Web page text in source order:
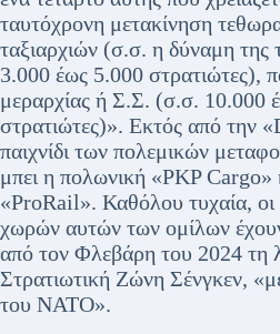
ταυτόχρονη μετακίνηση
ταξιαρχιών (σ.σ. η δύναμη της
3.000 έως 5.000 στρατιώτες),
μεραρχίας ή Σ.Σ. (σ.σ. 10.000
στρατιώτες)». Εκτός από την
παιχνίδι των πολεμικών
μπει η πολωνική «PKP Cargo»
«ProRail». Καθόλου τυχαία, οι
χωρών αυτών των ομίλων
από τον Φλεβάρη του 2024 τη
Στρατιωτική Ζώνη Σένγκεν,
του ΝΑΤΟ».